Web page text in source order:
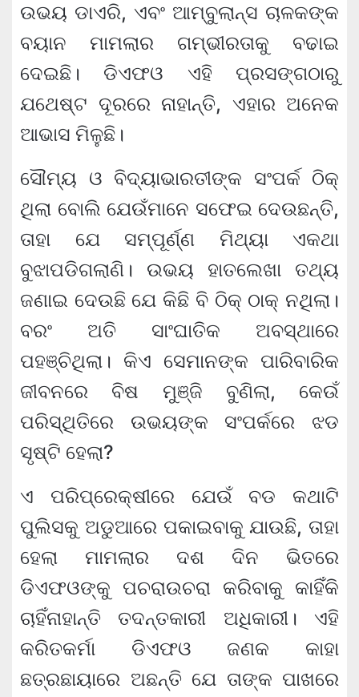
ଉଭୟ ଡାଏରି, ଏବଂ ଆମ୍ବୁଲାନ୍ସ ଚାଳକଙ୍କ
ବୟାନ ମାମଲାର ଗମ୍ଭୀରତାକୁ ବଢାଇ
ଦେଇଛି। ଡିଏଫଓ ଏହି ପ୍ରସଙ୍ଗଠାରୁ
ଯଥେଷ୍ଟ ଦୂରରେ ନାହାନ୍ତି, ଏହାର ଅନେକ
ଆଭାସ ମିଳୁଛି।
ସୌମ୍ୟ ଓ ବିଦ୍ୟାଭାରତୀଙ୍କ ସଂପର୍କ ଠିକ୍
ଥିଲା ବୋଲି ଯେଉଁମାନେ ସଫେଇ ଦେଉଛନ୍ତି,
ତାହା ଯେ ସମ୍ପୂର୍ଣ୍ଣ ମିଥ୍ୟା ଏକଥା
ବୁଝାପଡିଗଲାଣି। ଉଭୟ ହାତଲେଖା ତଥ୍ୟ
ଜଣାଇ ଦେଉଛି ଯେ କିଛି ବି ଠିକ୍ ଠାକ୍ ନଥିଲା।
ବରଂ ଅତି ସାଂଘାତିକ ଅବସ୍ଥାରେ
ପହଞ୍ଚିଥିଲା। କିଏ ସେମାନଙ୍କ ପାରିବାରିକ
ଜୀବନରେ ବିଷ ମୁଞ୍ଜି ବୁଣିଲା, କେଉଁ
ପରିସ୍ଥିତିରେ ଉଭୟଙ୍କ ସଂପର୍କରେ ଝଡ
ସୃଷ୍ଟି ହେଲା?
ଏ ପରିପ୍ରେକ୍ଷୀରେ ଯେଉଁ ବଡ କଥାଟି
ପୁଲିସକୁ ଅଡୁଆରେ ପକାଇବାକୁ ଯାଉଛି, ତାହା
ହେଲା ମାମଲାର ଦଶ ଦିନ ଭିତରେ
ଡିଏଫଓଙ୍କୁ ପଚରାଉଚରା କରିବାକୁ କାହିଁକି
ଚାହିଁନାହାନ୍ତି ତଦନ୍ତକାରୀ ଅଧିକାରୀ। ଏହି
କରିତକର୍ମା ଡିଏଫଓ ଜଣକ କାହା
ଛତ୍ରଛାୟାରେ ଅଛନ୍ତି ଯେ ତାଙ୍କ ପାଖରେ